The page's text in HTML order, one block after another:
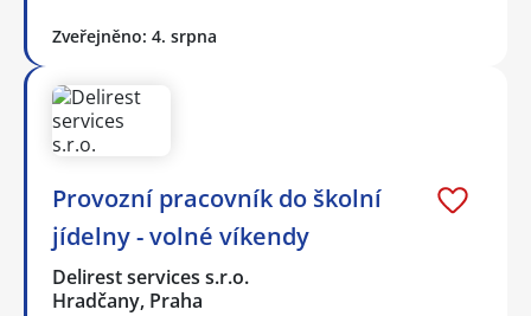
Zveřejněno: 4. srpna
Provozní pracovník do školní
jídelny - volné víkendy
Delirest services s.r.o.
Hradčany, Praha